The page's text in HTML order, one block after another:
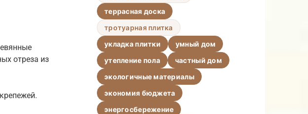
отреза из
террасная доска
тротуарная плитка
укладка плитки
умный дом
утепление пола
частный дом
экологичные материалы
экономия бюджета
энергосбережение